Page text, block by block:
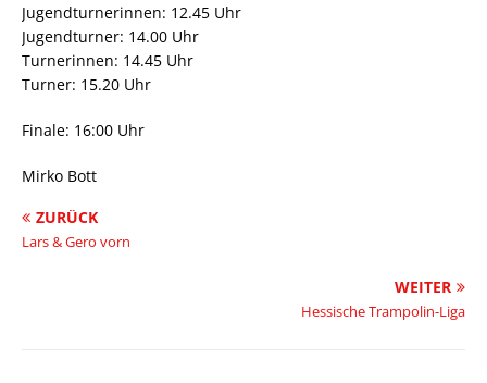
Jugendturnerinnen: 12.45 Uhr
Jugendturner: 14.00 Uhr
Turnerinnen: 14.45 Uhr
Turner: 15.20 Uhr
Finale: 16:00 Uhr
Mirko Bott
ZURÜCK
Lars & Gero vorn
WEITER
Hessische Trampolin-Liga